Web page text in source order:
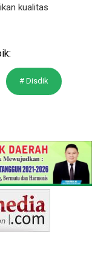
kualitas
# Disdik